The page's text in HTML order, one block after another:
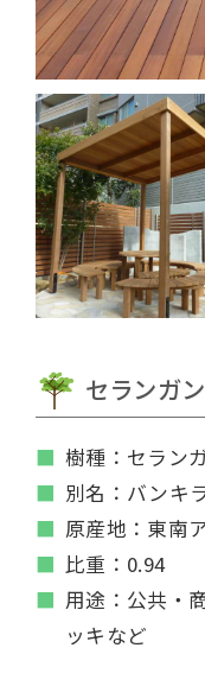
セランガ
樹種：セラン
別名：バンキ
原産地：東南
比重：0.94
用途：公共・
ッキなど